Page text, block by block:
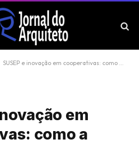
SUSEP e inovação em cooperativas: como a tecnologia está redefinindo a supervisão e o futuro do setor segurador no Brasil
em
como a